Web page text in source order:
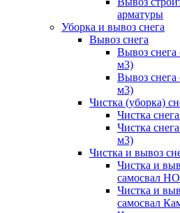
арматуры
Уборка и вывоз снега
Вывоз снега
Вывоз снега
м3)
Вывоз
м3)
Чистка (уборка)
Чистка
Чистка
м3)
Чистка и вывоз
Чистка и
самосвал
Чистка и
самосвал